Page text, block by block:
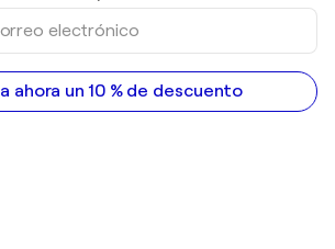
ahora un 10 % de descuento